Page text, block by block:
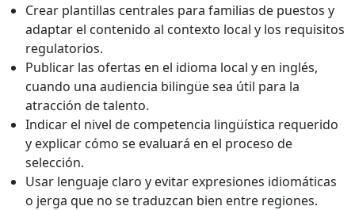
Crear plantillas centrales para familias de puestos y
adaptar el contenido al contexto local y los requisitos
regulatorios.
Publicar las ofertas en el idioma local y en inglés,
cuando una audiencia bilingüe sea útil para la
atracción de talento.
Indicar el nivel de competencia lingüística requerido
y explicar cómo se evaluará en el proceso de
selección.
Usar lenguaje claro y evitar expresiones idiomáticas
o jerga que no se traduzcan bien entre regiones.